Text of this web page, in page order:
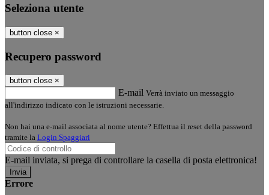
Seleziona utente
button close ×
Recupero password
button close ×
E-mail Verrà inviato un messaggio
all'indirizzo indicato con le istruzioni necessarie.
Non hai una e-mail associata al nome utente? Effettua il reset della password
tramite la Login Spaggiari
E-mail inviata, si prega di controllare la casella di posta elettronica!
Errore